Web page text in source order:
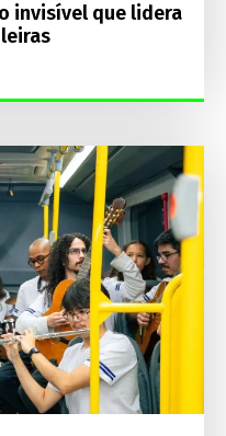
invisível que lidera